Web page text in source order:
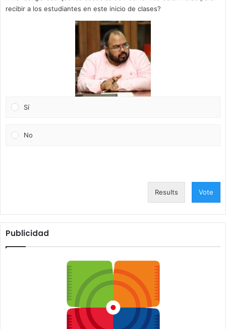
recibir a los estudiantes en este inicio de clases?
Sí
No
Results Vote
Publicidad